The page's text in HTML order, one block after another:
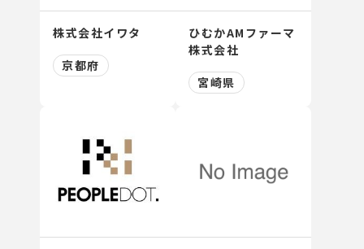
株式会社イワタ
京都府
ひむかAMファーマ
株式会社
宮崎県